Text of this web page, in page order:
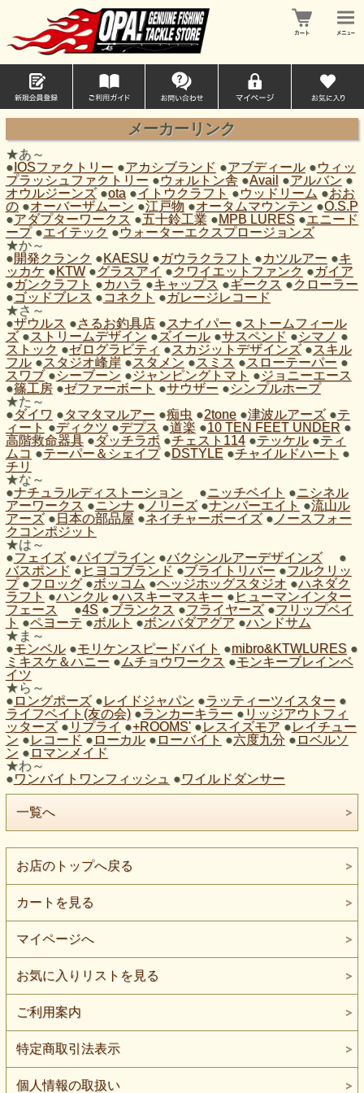
メーカーリンク
★あ～
● IOSファクトリー ●アカシブランド ●アブディール●ウィッ
プラッシュファクトリー ●ウォルトン舎●Avail ●アルバン ●
オウルジーンズ●ota●イトウクラフト ●ウッドリーム ●おお
の●オーバーザムーン ●江戸物●オータムマウンテン ●O.S.P
●アダプターワークス ●五十鈴工業●MPB LURES●エニード
ープ●エイテック ●ウォーターエクスプロージョンズ
★か～
●開発クランク ●KAESU ●ガウラクラフト ●カツルアー ●キ
ッカケ●KTW●グラスアイ ●クワイエットファンク ●ガイア
●ガンクラフト ●カハラ ●キャップス ●ギークス ●クローラー
●ゴッドブレス ●コネクト ●ガレージレコード
★さ～
●ザウルス ●さるお釣具店●スナイパー ●ストームフィール
ズ●ストリームデザイン ●ズイール●サスペンド ●シマノ ●
ストック ●ゼログラビティ ●スカジットデザインズ●スキル
フル●スタジオ峰岸●スタメン ●スミス ●スローテーパー ●
スワブ●シーブーン ●ジャンピングトマト ●ジョニーエース
●篠工房●ゼファーボート ●サウザー ●シンプルホープ
★た～
●ダイワ ●タマタマルアー ●痴虫 ●2tone●津波ルアーズ●テ
ィート ●ディクツ ●デプス ●道楽 ●10 TEN FEET UNDER ●
高階救命器具●ダッチラボ●チェスト114●テッケル●ティ
ムコ ●テーパー＆シェイプ●DSTYLE●チャイルドハート ●
チリ
★な～
●ナチュラルディストーション ●ニッチベイト ●ニシネル
アーワークス ●ニンナ ● ノリーズ●ナンバーエイト ●流山ル
アーズ● 日本の部品屋 ●ネイチャーボーイズ● ノースフォー
クコンポジット
★は～
●フェイズ●パイプライン ●バクシンルアーデザインズ●
バスポンド ● ヒヨコブランド ●ブライトリバー ●フルクリッ
プ●フロッグ●ボッコム ●ヘッジホッグスタジオ ●ハネダク
ラフト ●ハンクル●ハスキーマスキー ● ヒューマンインター
フェース
●4S●ブランクス ●フライヤーズ●フリップベイ
ト ●ペヨーテ●ボルト ●ボンバダアグア ●ハンドサム
★ま～
●モンベル●モリケンスピードバイト ●mibro&KTWLURES●
ミキスケ＆ハニー ● ムチョウワークス ●モンキーブレインベ
イツ
★ら～
● ロングポーズ●レイドジャパン ●ラッティーツイスター ●
ライフベイト(友の会)●ランカーキラー ● リッジアウトフィ
ッターズ● リプライ ●+ROOMS'●レスイズモア ●レイチュー
ン ●レコード ● ローカル● ローバイト ●六度九分● ロベルソ
ン ● ロマンメイド
★わ～
●ワンバイトワンフィッシュ ●ワイルドダンサー
一覧へ
お店のトップへ戻る
カートを見る
マイページへ
お気に入りリストを見る
ご利用案内
特定商取引法表示
個人情報の取扱い